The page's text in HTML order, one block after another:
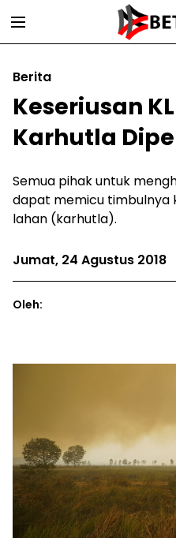
Berita
Keseriusan
Karhutla
Semua pihak untuk
dapat memicu timbulnya
lahan (karhutla).
Jumat, 24 Agustus 2018
Oleh: